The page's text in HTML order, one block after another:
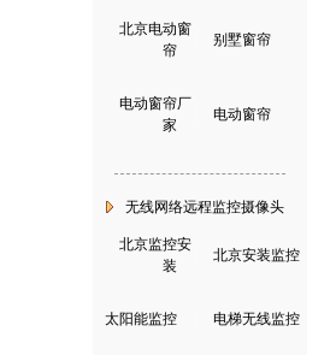
北京电动窗
帘
别墅窗帘
电动窗帘厂
家
电动窗帘
无线网络远程监控摄像头
北京监控安
装
北京安装监控
太阳能监控 电梯无线监控